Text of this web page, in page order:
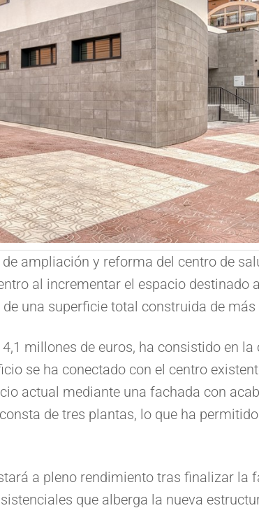
ampliación y reforma del centro de
al incrementar el espacio destinado
una superficie total construida de más
millones de euros, ha consistido en
se ha conectado con el centro
actual mediante una fachada con
de tres plantas, lo que ha
a pleno rendimiento tras finalizar la
que alberga la nueva